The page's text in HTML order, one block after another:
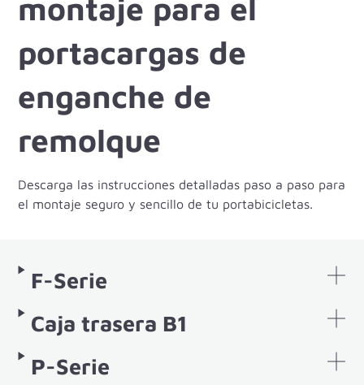
montaje para el
portacargas de
enganche de
remolque
Descarga las instrucciones detalladas paso a paso para
el montaje seguro y sencillo de tu portabicicletas.
F-Serie
Caja trasera B1
P-Serie